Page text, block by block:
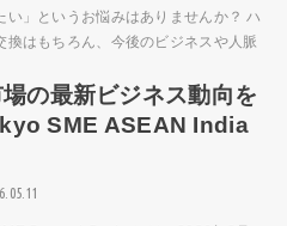
」というお悩みはありませんか？ ハ
換はもちろん、今後のビジネスや人脈
の最新ビジネス動向を
SME ASEAN India